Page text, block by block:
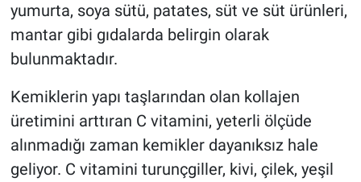
yumurta, soya sütü, patates, süt ve süt ürünleri,
mantar gibi gıdalarda belirgin olarak
bulunmaktadır.
Kemiklerin yapı taşlarından olan kollajen
üretimini arttıran C vitamini, yeterli ölçüde
alınmadığı zaman kemikler dayanıksız hale
geliyor. C vitamini turunçgiller, kivi, çilek, yeşil